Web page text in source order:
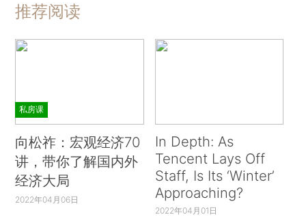
推荐阅读
私房课
向松祚：宏观经济70
讲，带你了解国内外
经济大局
2022年04月06日
In Depth: As
Tencent Lays Off
Staff, Is Its ‘Winter’
Approaching?
2022年04月01日